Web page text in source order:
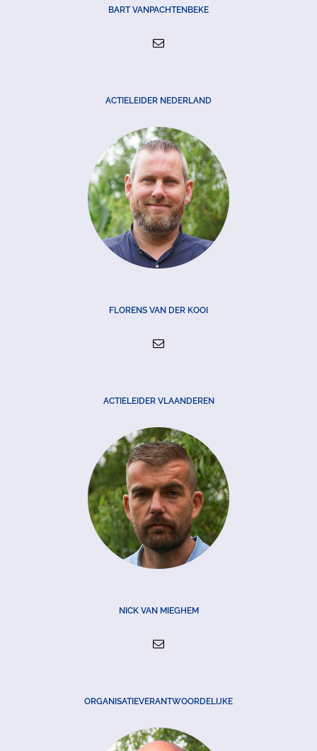
BART VANPACHTENBEKE
ACTIELEIDER NEDERLAND
FLORENS VAN DER KOOI
ACTIELEIDER VLAANDEREN
NICK VAN MIEGHEM
ORGANISATIEVERANTWOORDELIJKE